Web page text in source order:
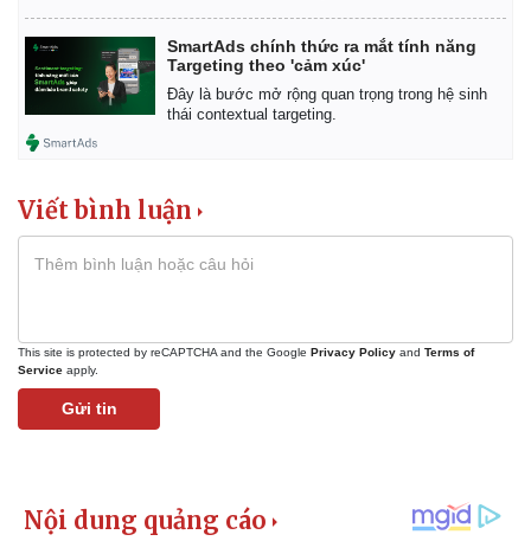
Kinh tế
Bất động sản
Khởi nghiệp
Giá vàng
Giá cà phê
SmartAds chính thức ra mắt tính năng
Targeting theo 'cảm xúc'
Đây là bước mở rộng quan trọng trong hệ sinh
thái contextual targeting.
Viết bình luận
This site is protected by reCAPTCHA and the Google Privacy Policy and Terms of
Service apply.
Gửi tin